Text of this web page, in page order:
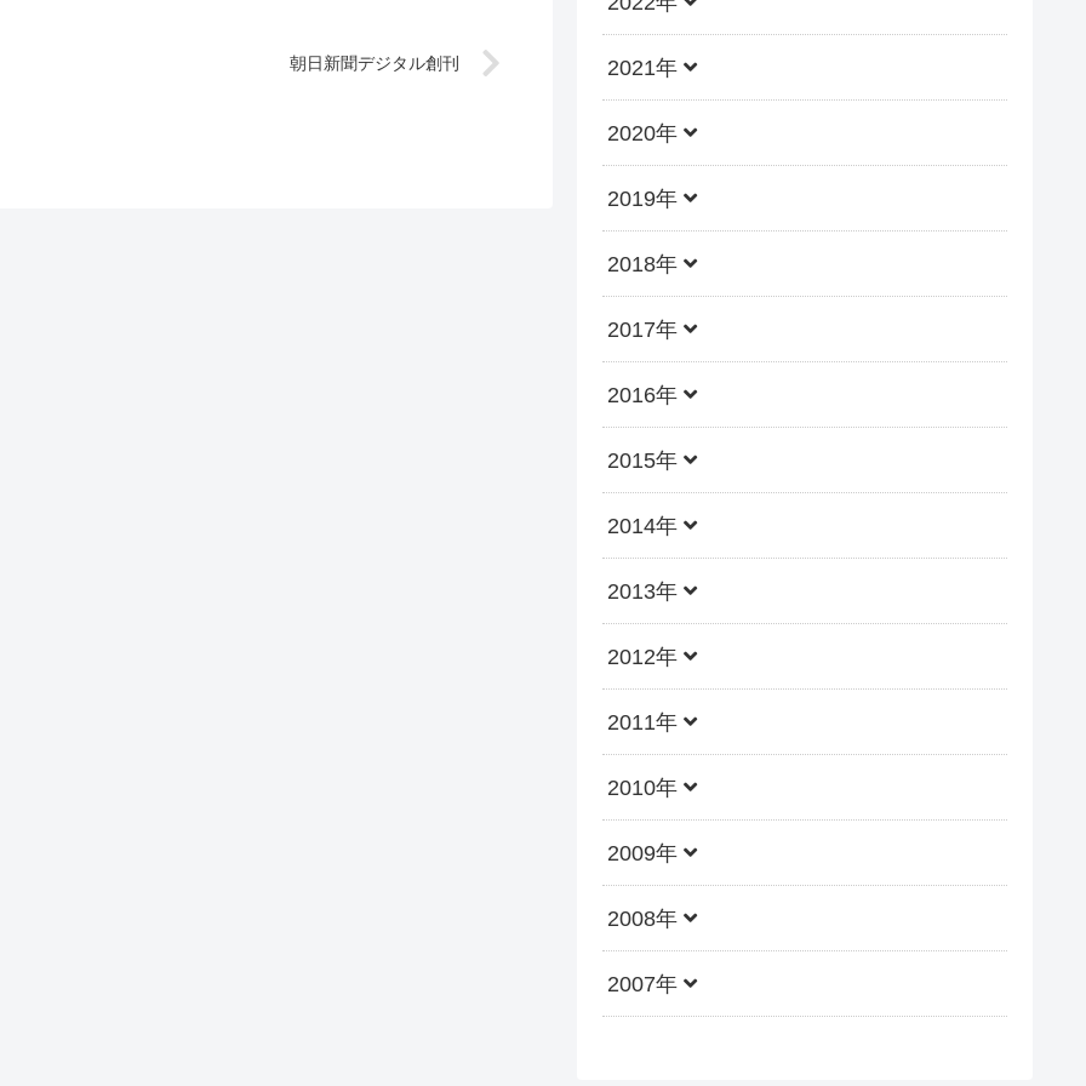
朝日新聞デジタル創刊 2021年
2020年
2019年
2018年
2017年
2016年
2015年
2014年
2013年
2012年
2011年
2010年
2009年
2008年
2007年